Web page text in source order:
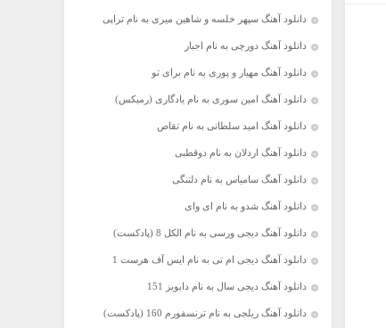
دانلود آهنگ سپهر خلسه و شاهین میری به نام تراپی
دانلود آهنگ دورچی به نام اجبار
دانلود آهنگ مهیار و پوری به نام برای تو
دانلود آهنگ امین سوری به نام یادگاری (رمیکس)
دانلود آهنگ امید سلطانی به نام تقاص
دانلود آهنگ اردلان به نام دوقطبی
دانلود آهنگ سامیاس به نام دلتنگی
دانلود آهنگ شدو به نام ای وای
دانلود آهنگ دیجی ورسی به نام الکل 8 (پادکست)
دانلود آهنگ دیجی ام تی به نام ایس آف هرست 1
دانلود آهنگ دیجی سال به نام دابویز 151
دانلود آهنگ ریلجی به نام ترنسفورم 160 (پادکست)